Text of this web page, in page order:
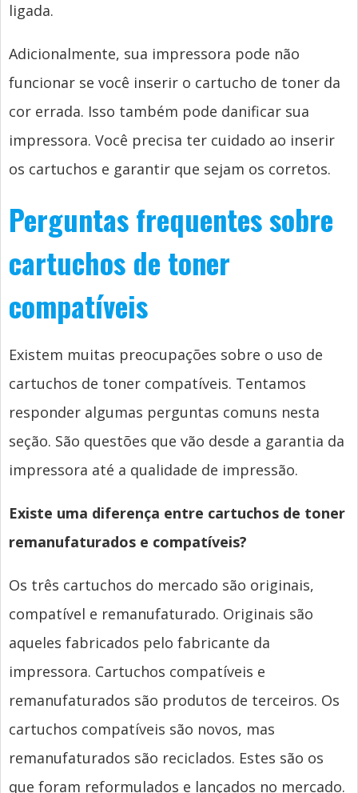
ligada.
Adicionalmente, sua impressora pode não
funcionar se você inserir o cartucho de toner da
cor errada. Isso também pode danificar sua
impressora. Você precisa ter cuidado ao inserir
os cartuchos e garantir que sejam os corretos.
Perguntas frequentes sobre
cartuchos de toner
compatíveis
Existem muitas preocupações sobre o uso de
cartuchos de toner compatíveis. Tentamos
responder algumas perguntas comuns nesta
seção. São questões que vão desde a garantia da
impressora até a qualidade de impressão.
Existe uma diferença entre cartuchos de toner
remanufaturados e compatíveis?
Os três cartuchos do mercado são originais,
compatível e remanufaturado. Originais são
aqueles fabricados pelo fabricante da
impressora. Cartuchos compatíveis e
remanufaturados são produtos de terceiros. Os
cartuchos compatíveis são novos, mas
remanufaturados são reciclados. Estes são os
que foram reformulados e lançados no mercado.